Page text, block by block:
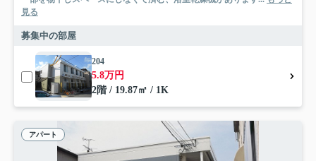
見る
募集中の部屋
204
5.8万円
2階 / 19.87㎡ / 1K
アパート